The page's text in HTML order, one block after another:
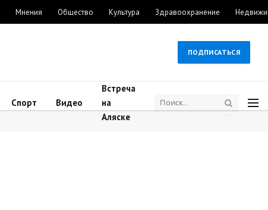
Мнения Общество Культура Здравоохранение
ПОДПИСАТЬСЯ
Спорт Видео
Встреча
на
Аляске